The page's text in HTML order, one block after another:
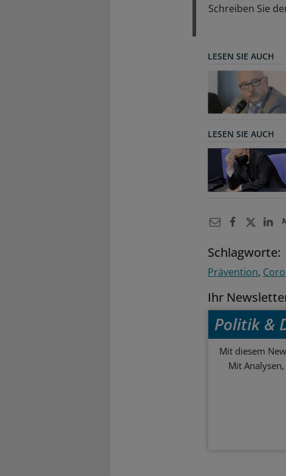
Schreiben Sie
LESEN SIE AUCH
LESEN SIE AUCH
Schlagworte:
Prävention
Ihr
Politik &
Mit diesem
Mit